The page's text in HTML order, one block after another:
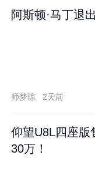
阿斯顿·马丁退
师梦琼 2天前
仰望U8L四座版
30万！